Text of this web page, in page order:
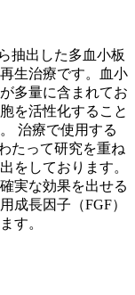
抽出した多血小板
生治療です。血小
多量に含まれてお
を活性化すること
治療で使用する
たって研究を重ね
をしております。
実な効果を出せる
成長因子（FGF）
す。